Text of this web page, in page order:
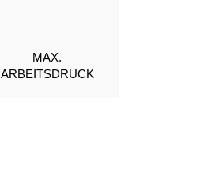
MAX.
ARBEITSDRUCK